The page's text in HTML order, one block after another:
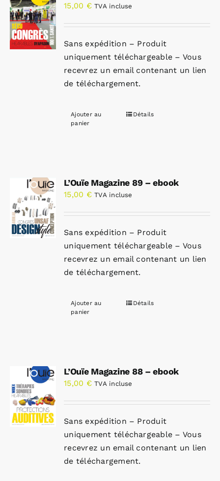
15,00 € TVA incluse
Sans expédition – Produit
uniquement téléchargeable – Vous
recevrez un email contenant un lien
de téléchargement.
Ajouter au
panier
Détails
L’Ouïe Magazine 89 – ebook
15,00 € TVA incluse
Sans expédition – Produit
uniquement téléchargeable – Vous
recevrez un email contenant un lien
de téléchargement.
Ajouter au
panier
Détails
L’Ouïe Magazine 88 – ebook
15,00 € TVA incluse
Sans expédition – Produit
uniquement téléchargeable – Vous
recevrez un email contenant un lien
de téléchargement.